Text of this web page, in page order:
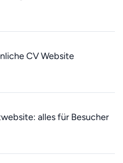
CV Website
alles für Besucher